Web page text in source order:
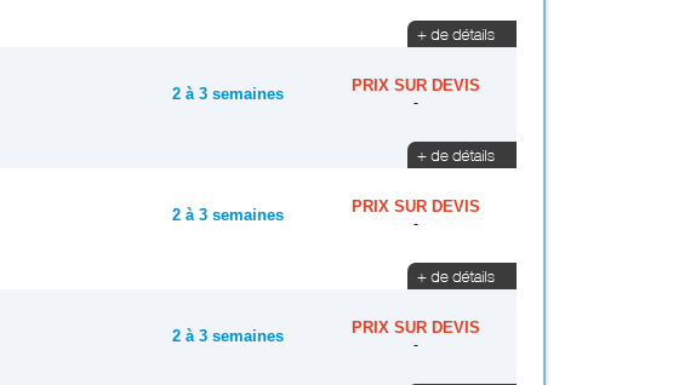
2 à 3 semaines PRIX SUR DEVIS
-
2 à 3 semaines PRIX SUR DEVIS
-
2 à 3 semaines PRIX SUR DEVIS
-